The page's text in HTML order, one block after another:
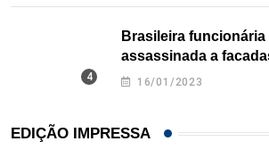
Brasileira
assassinada a
16/01/2023
EDIÇÃO IMPRESSA